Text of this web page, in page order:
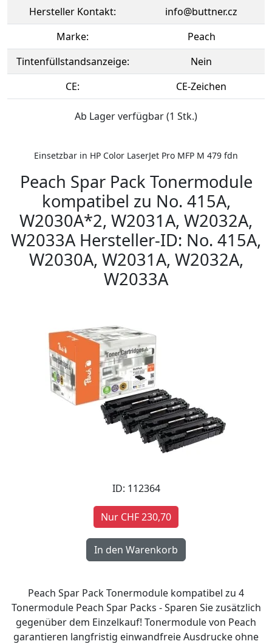
Hersteller Kontakt:
info@buttner.cz
Marke:
Peach
Tintenfüllstandsanzeige:
Nein
CE:
CE-Zeichen
Ab Lager verfügbar (1 Stk.)
Einsetzbar in HP Color LaserJet Pro MFP M 479 fdn
Peach Spar Pack Tonermodule
kompatibel zu No. 415A,
W2030A*2, W2031A, W2032A,
W2033A Hersteller-ID: No. 415A,
W2030A, W2031A, W2032A,
W2033A
ID: 112364
Nur CHF 230,70
Peach Spar Pack Tonermodule kompatibel zu 4
Tonermodule Peach Spar Packs - Sparen Sie zusätzlich
gegenüber dem Einzelkauf! Tonermodule von Peach
garantieren langfristig einwandfreie Ausdrucke ohne